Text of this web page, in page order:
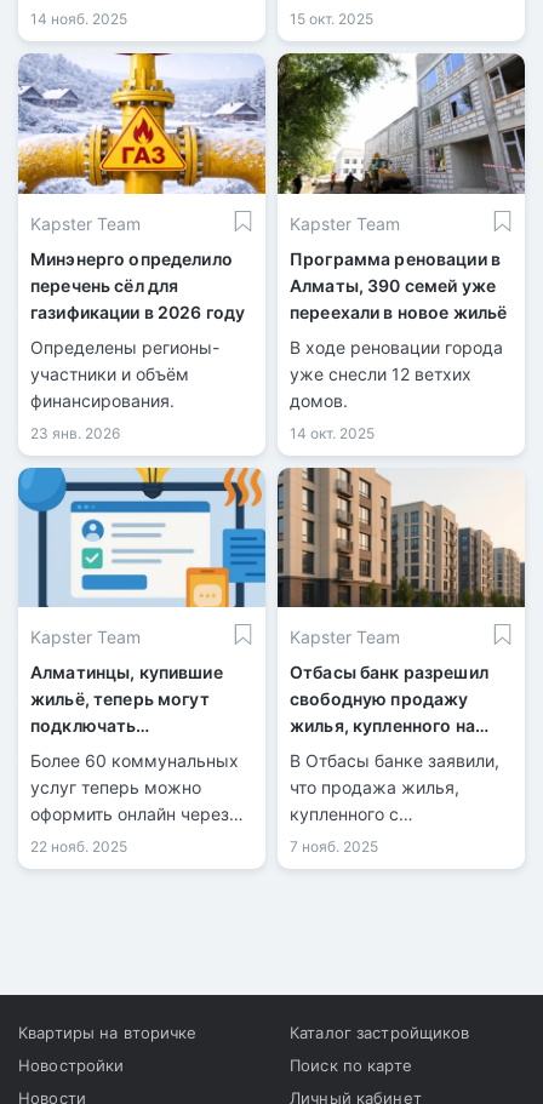
перепланировки жилья.
14 нояб. 2025
планируемом обновлении
жилого фонда.
15 окт. 2025
Kapster Team
Минэнерго определило
перечень сёл для
газификации в 2026 году
Определены регионы-
участники и объём
финансирования.
23 янв. 2026
Kapster Team
Программа реновации в
Алматы, 390 семей уже
переехали в новое жильё
В ходе реновации города
уже снесли 12 ветхих
домов.
14 окт. 2025
Kapster Team
Алматинцы, купившие
жильё, теперь могут
подключать
коммунальные услуги
онлайн
Более 60 коммунальных
услуг теперь можно
оформить онлайн через
ialma.kz.
22 нояб. 2025
Kapster Team
Отбасы банк разрешил
свободную продажу
жилья, купленного на
пенсионные средства
В Отбасы банке заявили,
что продажа жилья,
купленного с
использованием ЕПВ, не
будет ограничиваться.
7 нояб. 2025
Квартиры на вторичке
Новостройки
Новости
Каталог застройщиков
Поиск по карте
Личный кабинет